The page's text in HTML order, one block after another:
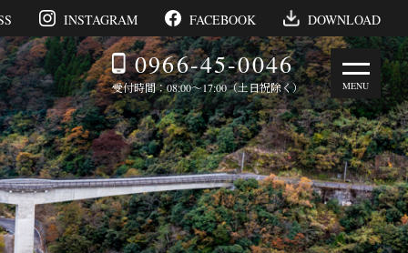
INSTAGRAM FACEBOOK DOWNLOAD
0966-45-0046
受付時間：08:00～17:00（土日祝除く）